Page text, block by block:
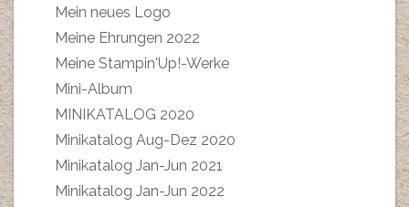
Mein neues Logo
Meine Ehrungen 2022
Meine Stampin'Up!-Werke
Mini-Album
MINIKATALOG 2020
Minikatalog Aug-Dez 2020
Minikatalog Jan-Jun 2021
Minikatalog Jan-Jun 2022